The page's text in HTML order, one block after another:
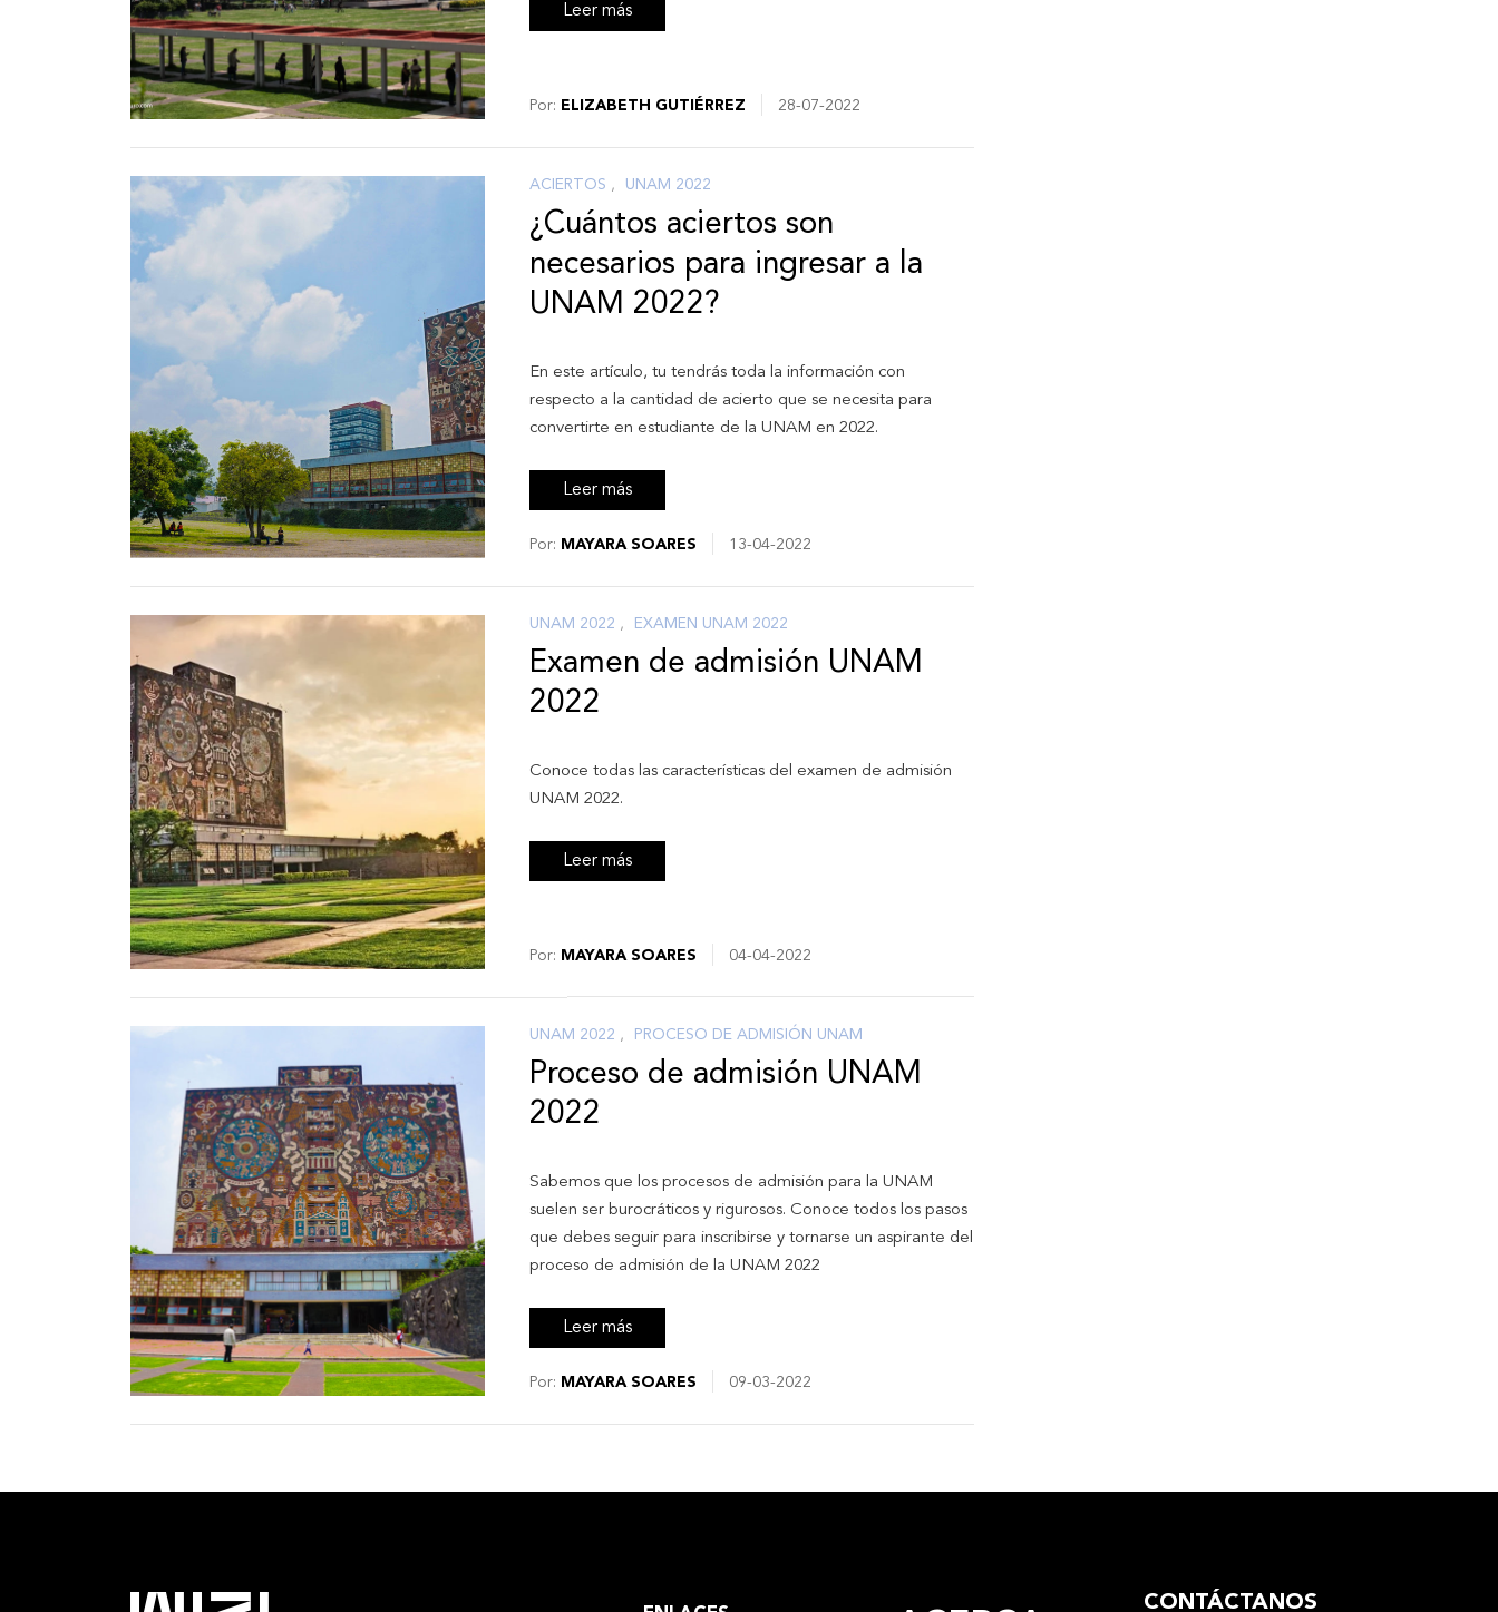
Leer más
Por: ELIZABETH GUTIÉRREZ 28-07-2022
ACIERTOS , UNAM 2022
¿Cuántos aciertos son
necesarios para ingresar a la
UNAM 2022?
En este artículo, tu tendrás toda la información con
respecto a la cantidad de acierto que se necesita para
convertirte en estudiante de la UNAM en 2022.
Leer más
Por: MAYARA SOARES 13-04-2022
UNAM 2022 , EXAMEN UNAM 2022
Examen de admisión UNAM
2022
Conoce todas las características del examen de admisión
UNAM 2022.
Leer más
Por: MAYARA SOARES 04-04-2022
UNAM 2022 , PROCESO DE ADMISIÓN UNAM
Proceso de admisión UNAM
2022
Sabemos que los procesos de admisión para la UNAM
suelen ser burocráticos y rigurosos. Conoce todos los pasos
que debes seguir para inscribirse y tornarse un aspirante del
proceso de admisión de la UNAM 2022
Leer más
Por: MAYARA SOARES 09-03-2022
CONTÁCTANOS